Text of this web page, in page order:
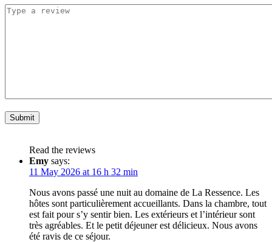
Read the reviews
Emy says:
11 May 2026 at 16 h 32 min
Nous avons passé une nuit au domaine de La Ressence. Les
hôtes sont particulièrement accueillants. Dans la chambre, tout
est fait pour s’y sentir bien. Les extérieurs et l’intérieur sont
très agréables. Et le petit déjeuner est délicieux. Nous avons
été ravis de ce séjour.